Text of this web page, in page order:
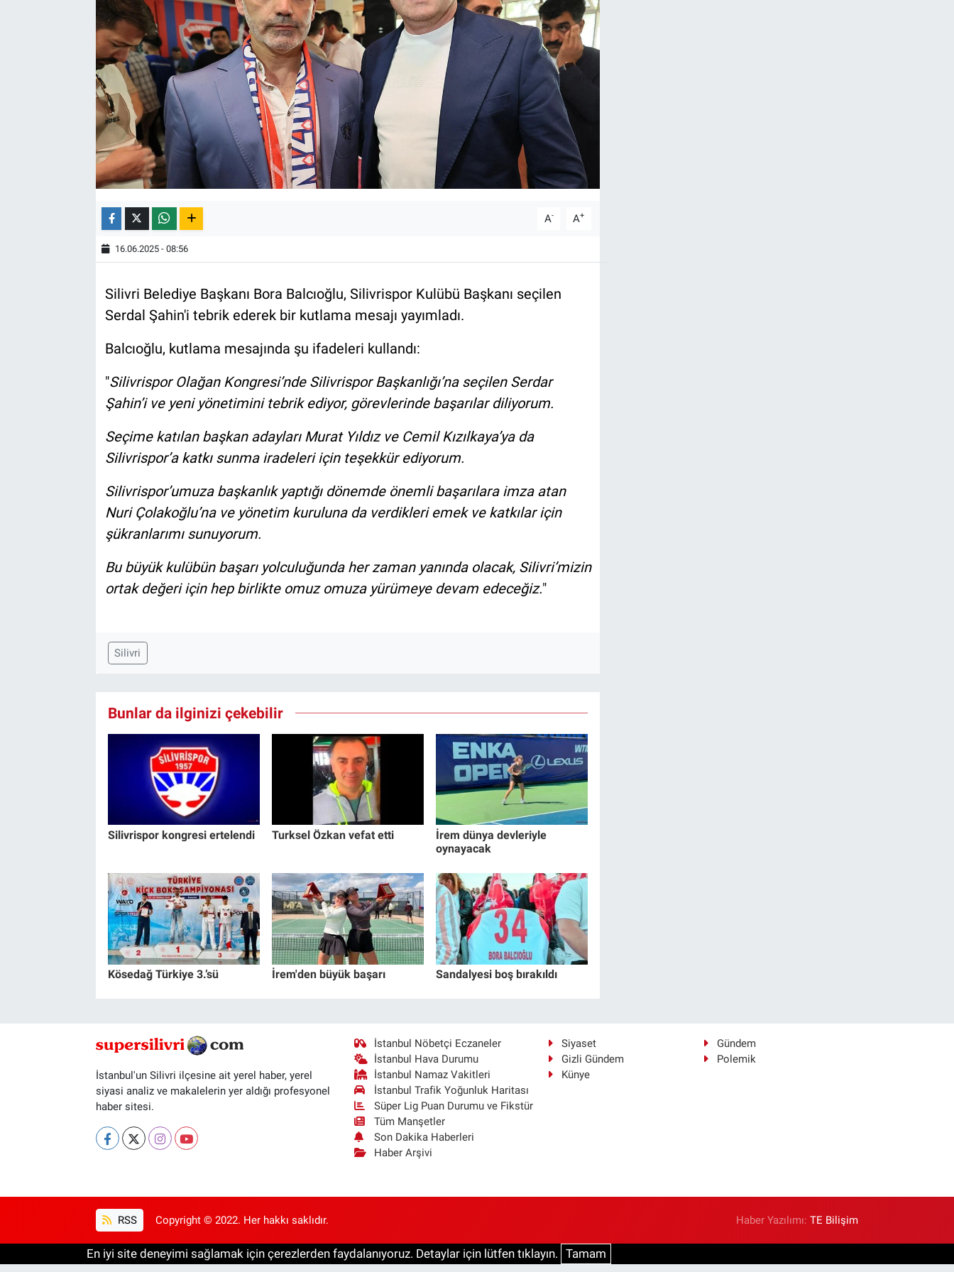
A- A+
16.06.2025 - 08:56
Silivri Belediye Başkanı Bora Balcıoğlu, Silivrispor Kulübü Başkanı seçilen
Serdal Şahin'i tebrik ederek bir kutlama mesajı yayımladı.
Balcıoğlu, kutlama mesajında şu ifadeleri kullandı:
"Silivrispor Olağan Kongresi’nde Silivrispor Başkanlığı’na seçilen Serdar
Şahin’i ve yeni yönetimini tebrik ediyor, görevlerinde başarılar diliyorum.
Seçime katılan başkan adayları Murat Yıldız ve Cemil Kızılkaya’ya da
Silivrispor’a katkı sunma iradeleri için teşekkür ediyorum.
Silivrispor’umuza başkanlık yaptığı dönemde önemli başarılara imza atan
Nuri Çolakoğlu’na ve yönetim kuruluna da verdikleri emek ve katkılar için
şükranlarımı sunuyorum.
Bu büyük kulübün başarı yolculuğunda her zaman yanında olacak, Silivri’mizin
ortak değeri için hep birlikte omuz omuza yürümeye devam edeceğiz."
Silivri
Bunlar da ilginizi çekebilir
Silivrispor kongresi ertelendi Turksel Özkan vefat etti
İrem dünya devleriyle
oynayacak
Kösedağ Türkiye 3.’sü İrem'den büyük başarı Sandalyesi boş bırakıldı
İstanbul'un Silivri ilçesine ait yerel haber, yerel
siyasi analiz ve makalelerin yer aldığı profesyonel
haber sitesi.
İstanbul Nöbetçi Eczaneler
İstanbul Hava Durumu
İstanbul Namaz Vakitleri
İstanbul Trafik Yoğunluk Haritası
Süper Lig Puan Durumu ve Fikstür
Tüm Manşetler
Son Dakika Haberleri
Haber Arşivi
Siyaset
Gündem
Gizli Gündem
Polemik
Künye
RSS Copyright © 2022. Her hakkı saklıdır. Haber Yazılımı:TE Bilişim
En iyi site deneyimi sağlamak için çerezlerden faydalanıyoruz. Detaylar için lütfen tıklayın. Tamam